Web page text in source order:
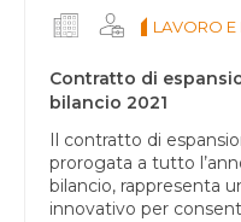
LAVORO E
Contratto di
bilancio 2021
Il contratto di
prorogata a tutto
bilancio, rappresenta
innovativo per